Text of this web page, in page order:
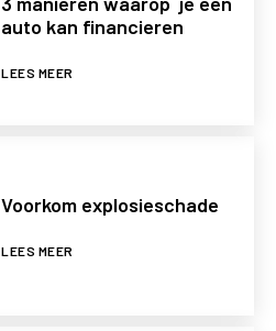
auto kan financieren
LEES MEER
Voorkom explosieschade
LEES MEER